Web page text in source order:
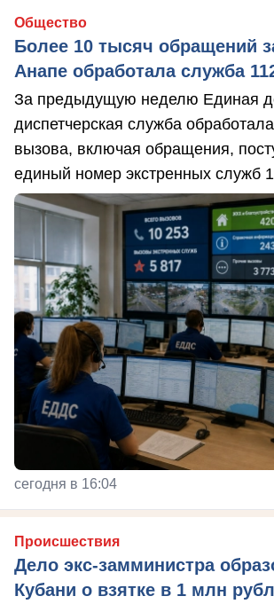
Общество
Более 10 тысяч обращений
Анапе обработала служба
За предыдущую неделю Единая
диспетчерская служба
вызова, включая обращения,
единый номер экстренных служб
сегодня в 16:04
Происшествия
Дело экс-замминистра
Кубани о взятке в 1 млн